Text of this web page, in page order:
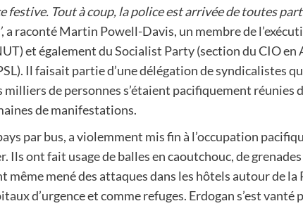
festive. Tout à coup, la police est arrivée de toutes
, a raconté Martin Powell-Davis, un membre de
et également du Socialist Party (section du CIO en
Il faisait partie d’une délégation de syndicalistes
de personnes s’étaient pacifiquement réunies
de manifestations.
par bus, a violemment mis fin à l’occupation
Ils ont fait usage de balles en caoutchouc, de
même mené des attaques dans les hôtels autour de la
d’urgence et comme refuges. Erdogan s’est vanté